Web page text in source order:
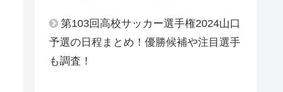
第103回高校サッカー選手権2024山口
予選の日程まとめ！優勝候補や注目選手
も調査！